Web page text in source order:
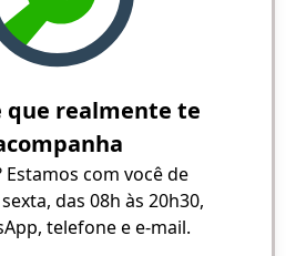
que realmente te
Estamos com você de
das 08h às 20h30,
telefone e e-mail.